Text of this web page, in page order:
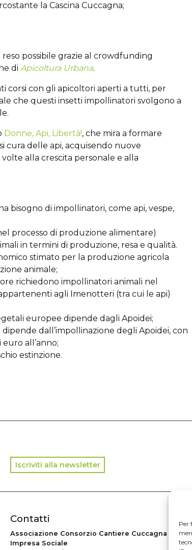
Per
la Cascina Cuccagna;
possibile grazie al crowdfunding
di Apicoltura Urbana.
corsi con gli apicoltori aperti a tutti, per
che questi insetti impollinatori svolgono a
Donne, Api, Libertà!, che mira a formare
cura delle api, acquisendo nuove
alla crescita personale e alla
bisogno di impollinatori, come api, vespe,
processo di produzione alimentare)
in termini di produzione, resa e qualità.
stimato per la produzione agricola
animale;
richiedono impollinatori animali nel
agli Imenotteri (tra cui le api)
europee dipende dagli Apoidei;
dall’impollinazione degli Apoidei, con
all’anno;
estinzione.
Iscriviti alla newsletter
Contatti
Associazione Consorzio Cantiere Cuccagna
Impresa Sociale